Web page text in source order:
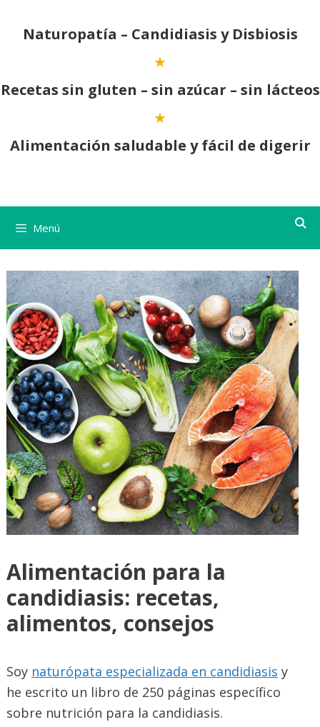
contenido
Naturopatía – Candidiasis y Disbiosis
Recetas sin gluten – sin azúcar – sin lácteos
Alimentación saludable y fácil de digerir
Menú
Alimentación para la
candidiasis: recetas,
alimentos, consejos
Soy naturópata especializada en candidiasis y
he escrito un libro de 250 páginas específico
sobre nutrición para la candidiasis.